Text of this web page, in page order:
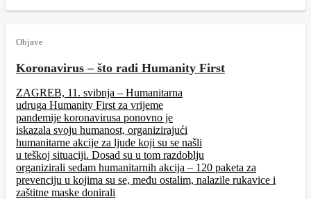
Objave
Koronavirus – što radi Humanity First
ZAGREB, 11. svibnja – Humanitarna
udruga Humanity First za vrijeme
pandemije koronavirusa ponovno je
iskazala svoju humanost, organizirajući
humanitarne akcije za ljude koji su se našli
u teškoj situaciji. Dosad su u tom razdoblju
organizirali sedam humanitarnih akcija – 120 paketa za
prevenciju u kojima su se, među ostalim, nalazile rukavice i
zaštitne maske donirali